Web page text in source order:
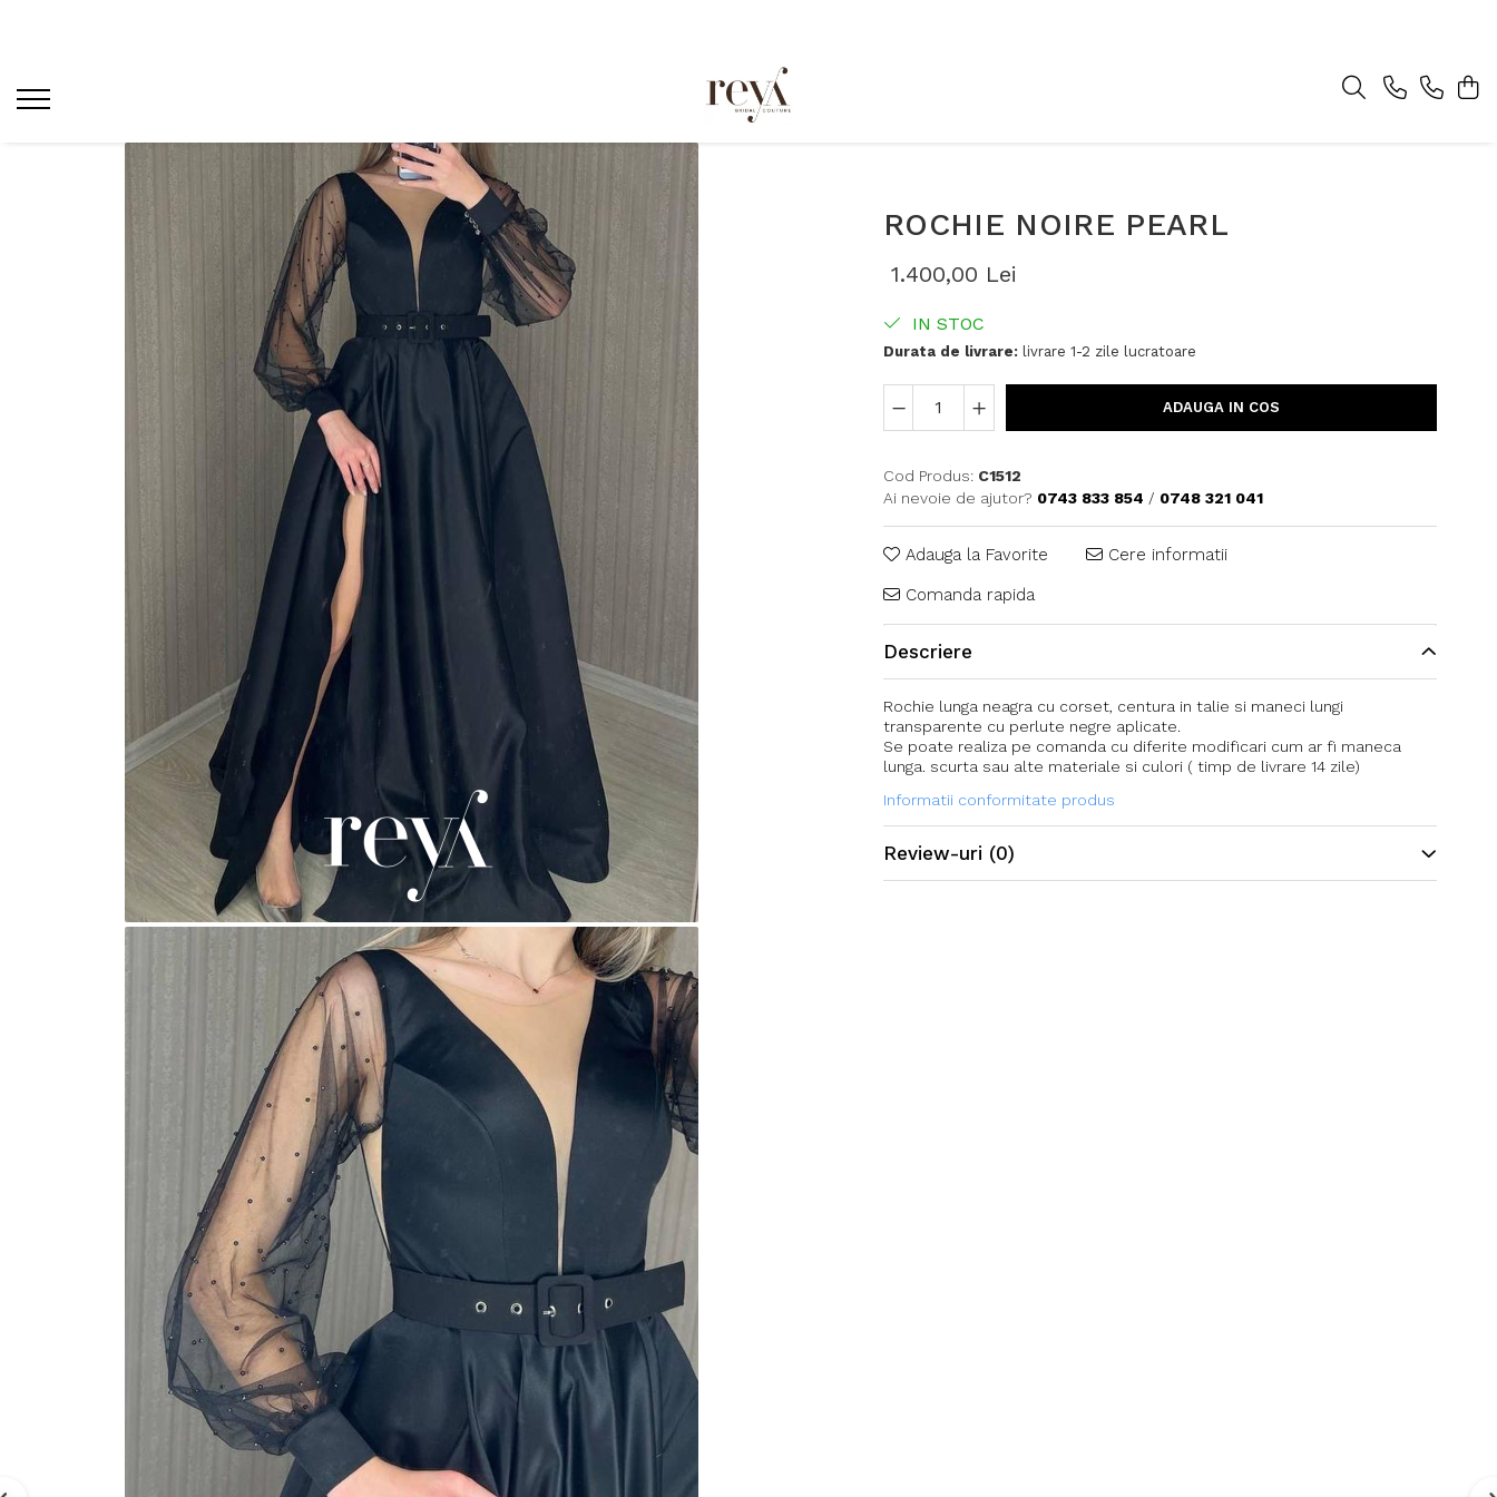
ROCHIE NOIRE PEARL
1.400,00 Lei
IN STOC
Durata de livrare:livrare 1-2 zile lucratoare
ADAUGA IN COS
Cod Produs: C1512
Ai nevoie de ajutor? 0743 833 854 / 0748 321 041
Adauga la Favorite
Cere informatii
Comanda rapida
Descriere
Rochie lunga neagra cu corset, centura in talie si maneci lungi
transparente cu perlute negre aplicate.
Se poate realiza pe comanda cu diferite modificari cum ar fi maneca
lunga. scurta sau alte materiale si culori ( timp de livrare 14 zile)
Informatii conformitate produs
Review-uri (0)